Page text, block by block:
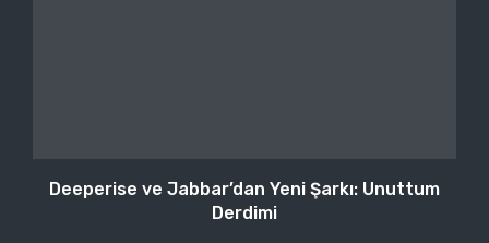
Deeperise ve Jabbar’dan Yeni Şarkı: Unuttum
Derdimi